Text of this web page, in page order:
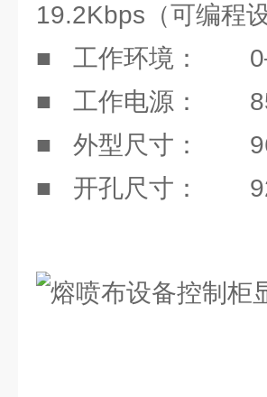
19.2Kbps（可编程
■ 工作环境：
■ 工作电源： 85
■ 外型尺寸：
■ 开孔尺寸：